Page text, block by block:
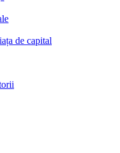
de capital